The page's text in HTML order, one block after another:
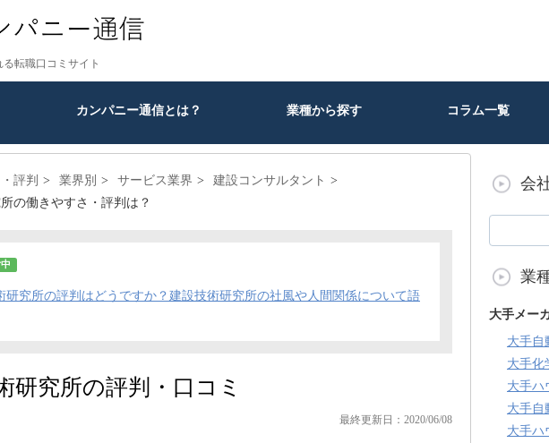
転職口コミサイト
カンパニー通信とは？ 業種から探す コラム一覧
評判 業界別 サービス業界
建設コンサルタント
の働きやすさ・評判は？
研究所の評判はどうですか？建設技術研究所の社風や人間関係について語
研究所の評判・口コミ
最終更新日：2020/06/08
会
業
大手メー
大手自
大手化
大手ハ
大手自
大手ハ